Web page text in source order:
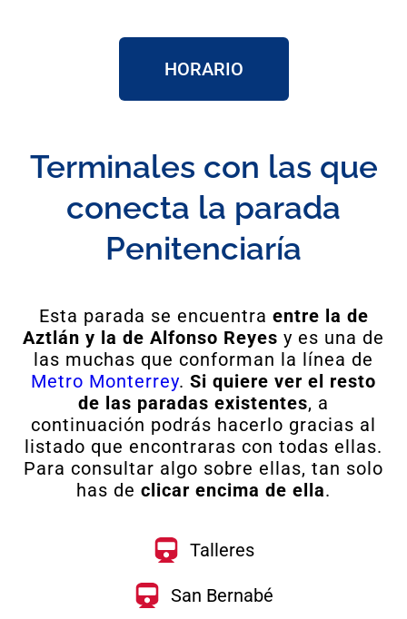
HORARIO
Terminales con las que
conecta la parada
Penitenciaría
Esta parada se encuentra entre la de
Aztlán y la de Alfonso Reyes y es una de
las muchas que conforman la línea de
Metro Monterrey. Si quiere ver el resto
de las paradas existentes, a
continuación podrás hacerlo gracias al
listado que encontraras con todas ellas.
Para consultar algo sobre ellas, tan solo
has de clicar encima de ella.
Talleres
San Bernabé